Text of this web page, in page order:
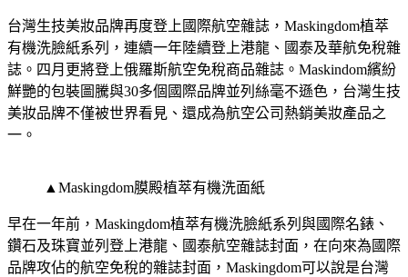
台灣生技美妝品牌再度登上國際航空雜誌，Maskingdom植萃
有機洗臉紙系列，連續一年陸續登上港龍、國泰及華航免稅雜
誌。四月更將登上俄羅斯航空免稅商品雜誌。Maskindom繽紛
鮮艷的包裝圖騰與30多個國際品牌並列絲毫不遜色，台灣生技
美妝品牌不僅被世界看見、還成為航空公司熱銷美妝產品之
一。
▲Maskingdom膜殿植萃有機洗面紙
早在一年前，Maskingdom植萃有機洗臉紙系列與國際名錶、
鑽石及珠寶並列登上港龍、國泰航空雜誌封面，在向來為國際
品牌攻佔的航空免稅的雜誌封面，Maskingdom可以說是台灣